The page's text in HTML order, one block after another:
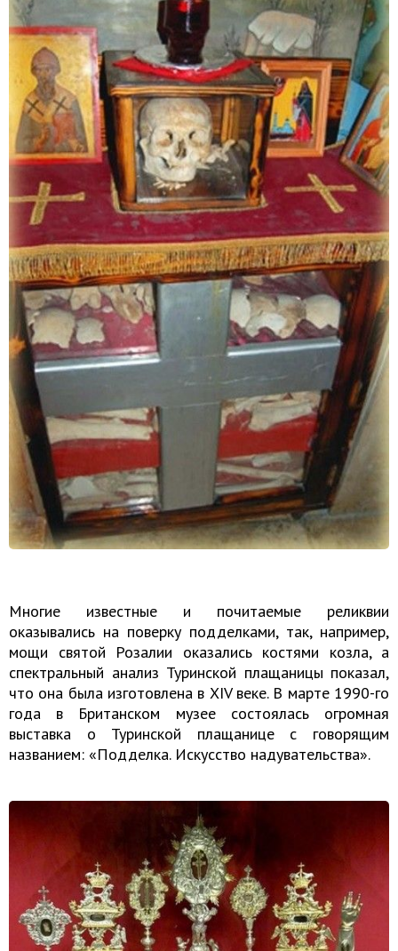
Многие известные и почитаемые реликвии
оказывались на поверку подделками, так, например,
мощи святой Розалии оказались костями козла, а
спектральный анализ Туринской плащаницы показал,
что она была изготовлена в XIV веке. В марте 1990-го
года в Британском музее состоялась огромная
выставка о Туринской плащанице с говорящим
названием: «Подделка. Искусство надувательства».